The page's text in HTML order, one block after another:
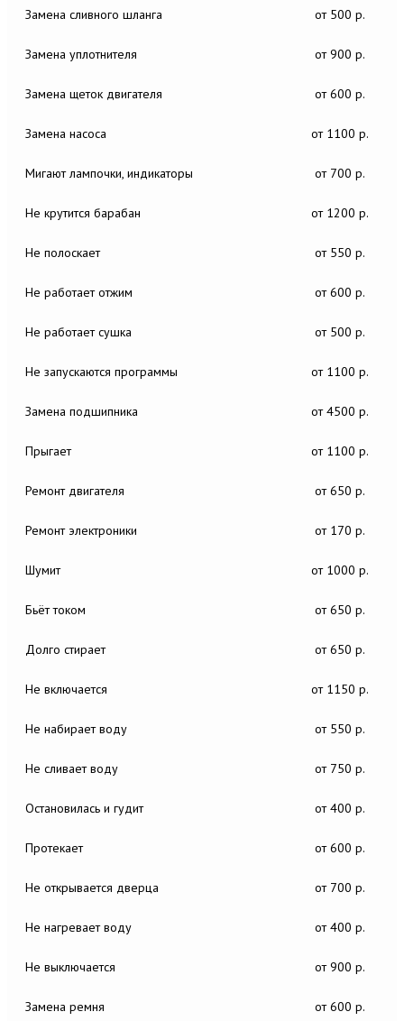
Замена сливного шланга от 500 р.
Замена уплотнителя от 900 р.
Замена щеток двигателя от 600 р.
Замена насоса от 1100 р.
Мигают лампочки, индикаторы от 700 р.
Не крутится барабан от 1200 р.
Не полоскает от 550 р.
Не работает отжим от 600 р.
Не работает сушка от 500 р.
Не запускаются программы от 1100 р.
Замена подшипника от 4500 р.
Прыгает от 1100 р.
Ремонт двигателя от 650 р.
Ремонт электроники от 170 р.
Шумит от 1000 р.
Бьёт током от 650 р.
Долго стирает от 650 р.
Не включается от 1150 р.
Не набирает воду от 550 р.
Не сливает воду от 750 р.
Остановилась и гудит от 400 р.
Протекает от 600 р.
Не открывается дверца от 700 р.
Не нагревает воду от 400 р.
Не выключается от 900 р.
Замена ремня от 600 р.